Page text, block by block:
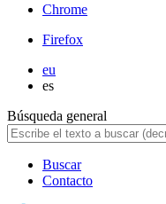
Chrome
Firefox
eu
es
Búsqueda general
Buscar
Contacto